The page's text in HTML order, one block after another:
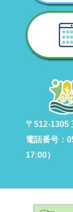
〒512-1305
電話番号：
17:00）